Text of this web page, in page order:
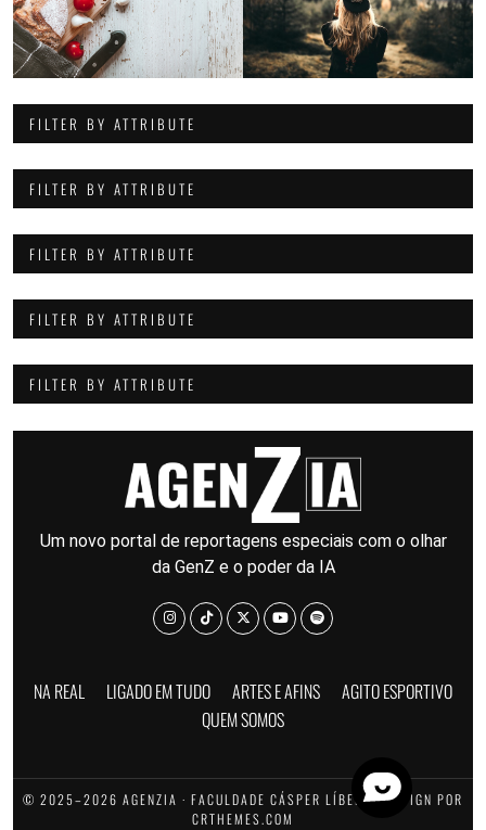
FILTER BY ATTRIBUTE
FILTER BY ATTRIBUTE
FILTER BY ATTRIBUTE
FILTER BY ATTRIBUTE
FILTER BY ATTRIBUTE
Um novo portal de reportagens especiais com o olhar
da GenZ e o poder da IA
NA REAL LIGADO EM TUDO ARTES E AFINS
AGITO ESPORTIVO
QUEM SOMOS
© 2025–2026 AGENZIA · FACULDADE CÁSPER LÍBERO · DESIGN POR
CRTHEMES.COM